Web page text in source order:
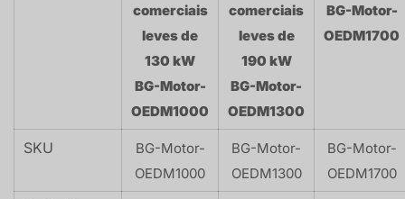
comerciais
leves de
130 kW
BG-Motor-
OEDM1000
comerciais
leves de
190 kW
BG-Motor-
OEDM1300
BG-Motor-
OEDM1700
SKU
BG-Motor-
OEDM1000
BG-Motor-
OEDM1300
BG-Motor-
OEDM1700